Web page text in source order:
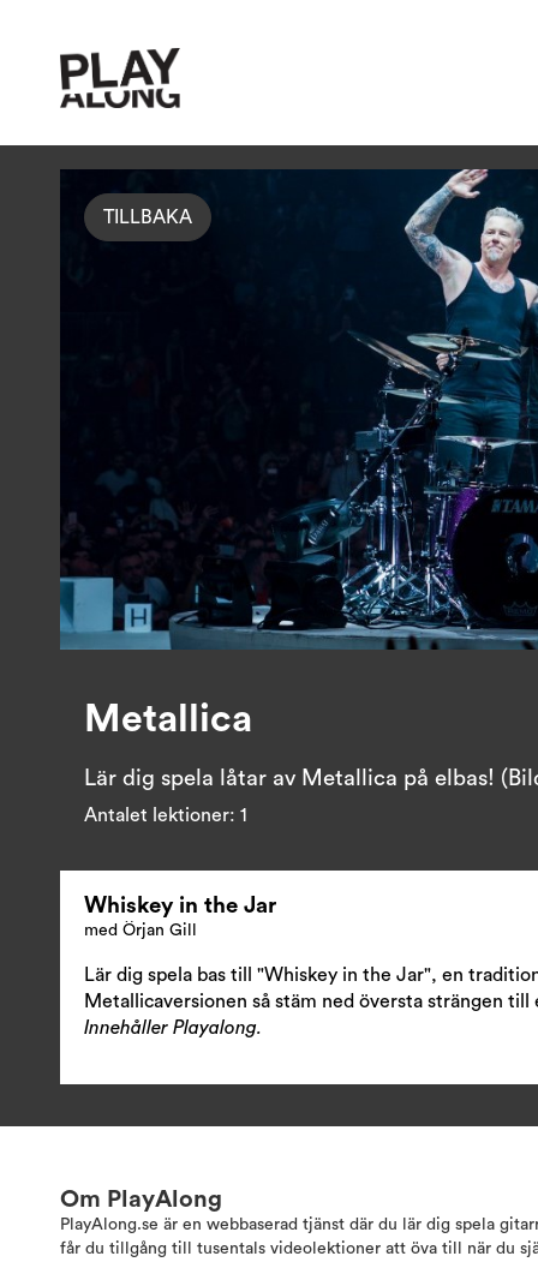
TILLBAKA
Metallica
Lär dig spela låtar av Metallica på elbas!
Antalet lektioner: 1
Whiskey in the Jar
med Örjan Gill
Lär dig spela bas till "Whiskey in the Jar", en
Metallicaversionen så stäm ned översta strängen till
Innehåller Playalong.
Om PlayAlong
PlayAlong.se är en webbaserad tjänst där du lär dig spela
får du tillgång till tusentals videolektioner att öva till när du